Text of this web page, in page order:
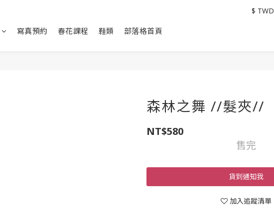
寫真預約 春花課程 鞋類 部落格首頁
$ TWD
森林之舞 //髮夾//
NT$580
售完
貨到通知我
加入追蹤清單